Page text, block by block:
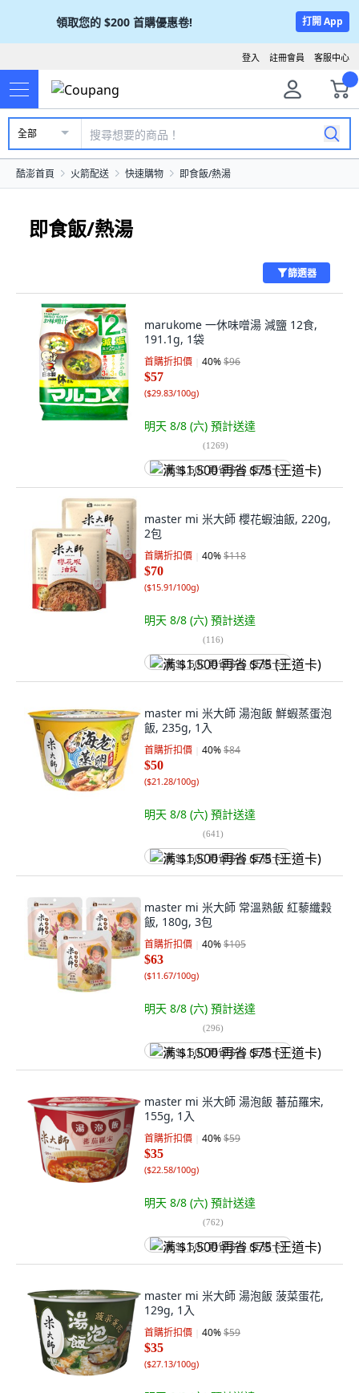
領取您的 $200 首購優惠卷! 打開 App
客服中心
註冊會員
登入
全部
酷澎首頁 火箭配送 快速購物 即食飯/熱湯
即食飯/熱湯
篩選器
marukome 一休味噌湯 減鹽 12食,
191.1g, 1袋
首購折扣價 40%$96
$57
($29.83/100g)
明天 8/8 (六) 預計送達
(1269)
满 $1,500 再省 $75 (王道卡)
master mi 米大師 櫻花蝦油飯, 220g,
2包
首購折扣價 40%$118
$70
($15.91/100g)
明天 8/8 (六) 預計送達
(116)
满 $1,500 再省 $75 (王道卡)
master mi 米大師 湯泡飯 鮮蝦蒸蛋泡
飯, 235g, 1入
首購折扣價 40%$84
$50
($21.28/100g)
明天 8/8 (六) 預計送達
(641)
满 $1,500 再省 $75 (王道卡)
master mi 米大師 常溫熟飯 紅藜纖穀
飯, 180g, 3包
首購折扣價 40%$105
$63
($11.67/100g)
明天 8/8 (六) 預計送達
(296)
满 $1,500 再省 $75 (王道卡)
master mi 米大師 湯泡飯 蕃茄羅宋,
155g, 1入
首購折扣價 40%$59
$35
($22.58/100g)
明天 8/8 (六) 預計送達
(762)
满 $1,500 再省 $75 (王道卡)
master mi 米大師 湯泡飯 菠菜蛋花,
129g, 1入
首購折扣價 40%$59
$35
($27.13/100g)